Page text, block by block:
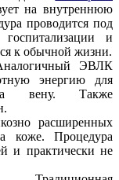
на внутреннюю
проводится под
и
к обычной жизни.
ЭВЛК
энергию для
на вену. Также
расширенных
коже. Процедура
и практически не